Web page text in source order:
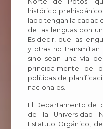
histórico
lado tengan la
de las lenguas con
Es decir, que las
y otras no
sino sean una vía
principalmente de
políticas de
nacionales.
El Departamento de
de la Universidad
Estatuto Orgánico, del